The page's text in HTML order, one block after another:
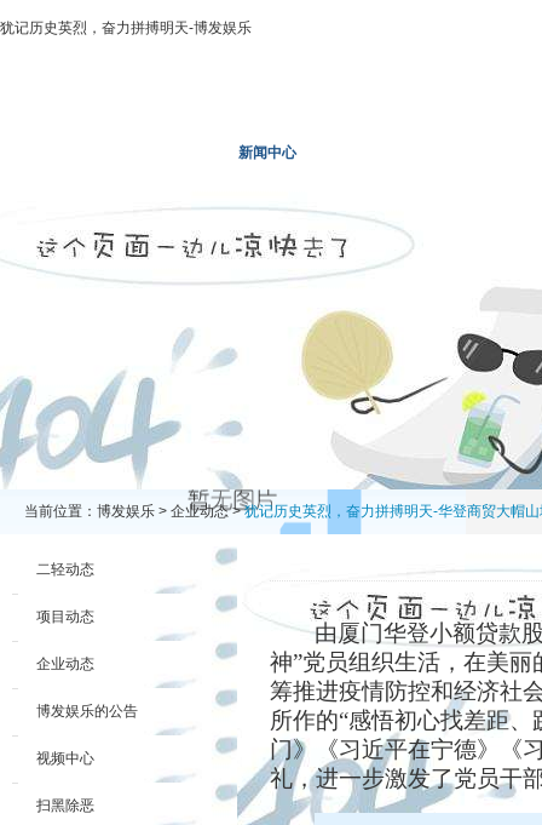
犹记历史英烈，奋力拼搏明天-博发娱乐
新闻中心
当前位置： 博发娱乐 > 企业动态>犹记历史英烈，奋力拼搏明天-华登商贸大帽
二轻动态
项目动态
企业动态
博发娱乐的公告
视频中心
扫黑除恶
由厦门华登小额贷款
神”党员组织生活，在美
筹推进疫情防控和经济社
所作的“感悟初心找差距、
门》《习近平在宁德》《
礼，进一步激发了党员干